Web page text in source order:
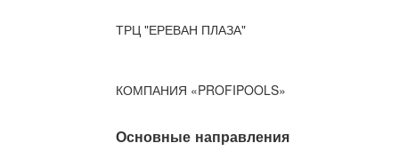
ТРЦ "ЕРЕВАН ПЛАЗА"
КОМПАНИЯ «PROFIPOOLS»
Основные направления